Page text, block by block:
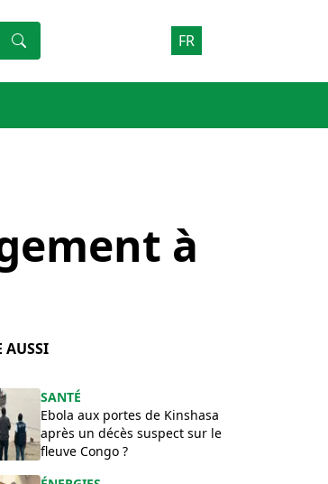
FR
à
AUSSI
SANTÉ
Ebola aux portes de Kinshasa
après un décès suspect sur le
fleuve Congo ?